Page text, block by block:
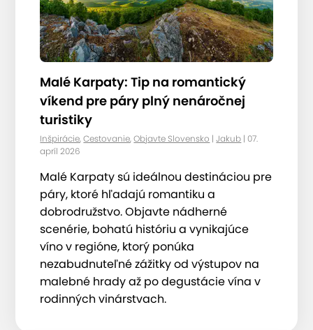
Malé Karpaty: Tip na romantický
víkend pre páry plný nenáročnej
turistiky
Inšpirácie,Cestovanie,Objavte Slovensko |Jakub | 07.
apríl 2026
Malé Karpaty sú ideálnou destináciou pre
páry, ktoré hľadajú romantiku a
dobrodružstvo. Objavte nádherné
scenérie, bohatú históriu a vynikajúce
víno v regióne, ktorý ponúka
nezabudnuteľné zážitky od výstupov na
malebné hrady až po degustácie vína v
rodinných vinárstvach.